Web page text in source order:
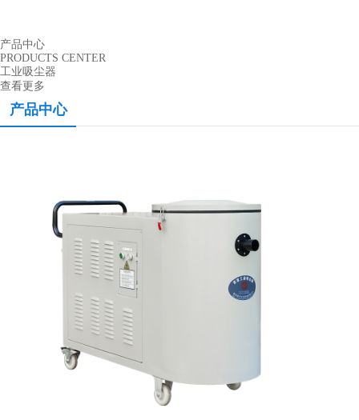
产品中心
PRODUCTS CENTER
工业吸尘器
查看更多
产品中心